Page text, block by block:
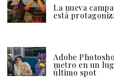
La nueva
está
Adobe
metro en un
último spot